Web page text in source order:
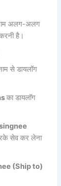
अलग-अलग
है।
से डायलॉग
का डायलॉग
सेव कर लेना
(Ship to)